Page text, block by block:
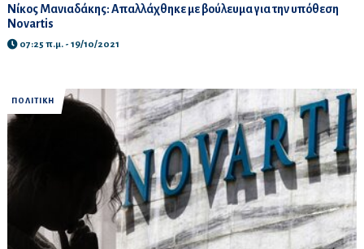
Νίκος Μανιαδάκης: Απαλλάχθηκε με βούλευμα για την υπόθεση
Novartis
07:25 π.μ. - 19/10/2021
ΠΟΛΙΤΙΚΗ